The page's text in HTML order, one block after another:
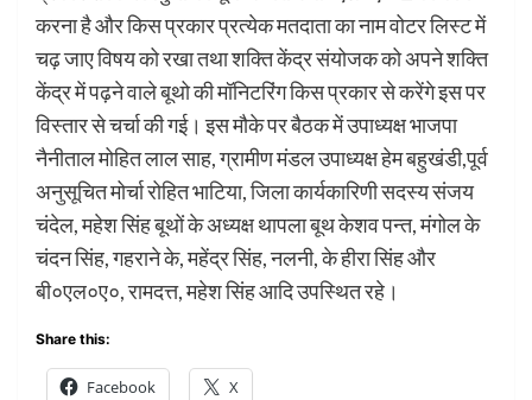
करना है और किस प्रकार प्रत्येक मतदाता का नाम वोटर लिस्ट में
चढ़ जाए विषय को रखा तथा शक्ति केंद्र संयोजक को अपने शक्ति
केंद्र में पढ़ने वाले बूथो की मॉनिटरिंग किस प्रकार से करेंगे इस पर
विस्तार से चर्चा की गई। इस मौके पर बैठक में उपाध्यक्ष भाजपा
नैनीताल मोहित लाल साह, ग्रामीण मंडल उपाध्यक्ष हेम बहुखंडी,पूर्व
अनुसूचित मोर्चा रोहित भाटिया, जिला कार्यकारिणी सदस्य संजय
चंदेल, महेश सिंह बूथों के अध्यक्ष थापला बूथ केशव पन्त, मंगोल के
चंदन सिंह, गहराने के, महेंद्र सिंह, नलनी, के हीरा सिंह और
बी०एल०ए०, रामदत्त, महेश सिंह आदि उपस्थित रहे।
Share this:
Facebook X